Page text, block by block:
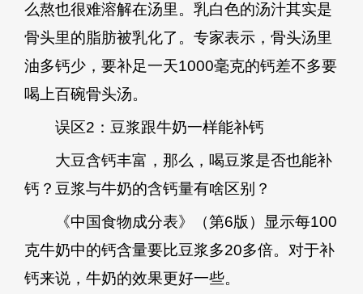
么熬也很难溶解在汤里。乳白色的汤汁其实是
骨头里的脂肪被乳化了。专家表示，骨头汤里
油多钙少，要补足一天1000毫克的钙差不多要
喝上百碗骨头汤。
误区2：豆浆跟牛奶一样能补钙
大豆含钙丰富，那么，喝豆浆是否也能补
钙？豆浆与牛奶的含钙量有啥区别？
《中国食物成分表》（第6版）显示每100
克牛奶中的钙含量要比豆浆多20多倍。对于补
钙来说，牛奶的效果更好一些。